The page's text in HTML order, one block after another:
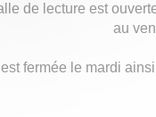
de lecture est
au
fermée le mardi